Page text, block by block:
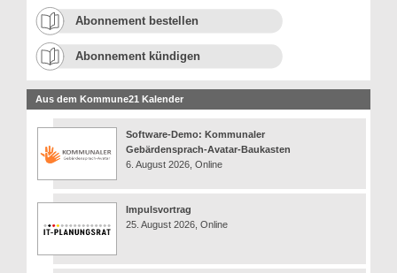
Abonnement bestellen
Abonnement kündigen
Aus dem Kommune21 Kalender
Software-Demo: Kommunaler
Gebärdensprach-Avatar-Baukasten
6. August 2026, Online
Impulsvortrag
25. August 2026, Online